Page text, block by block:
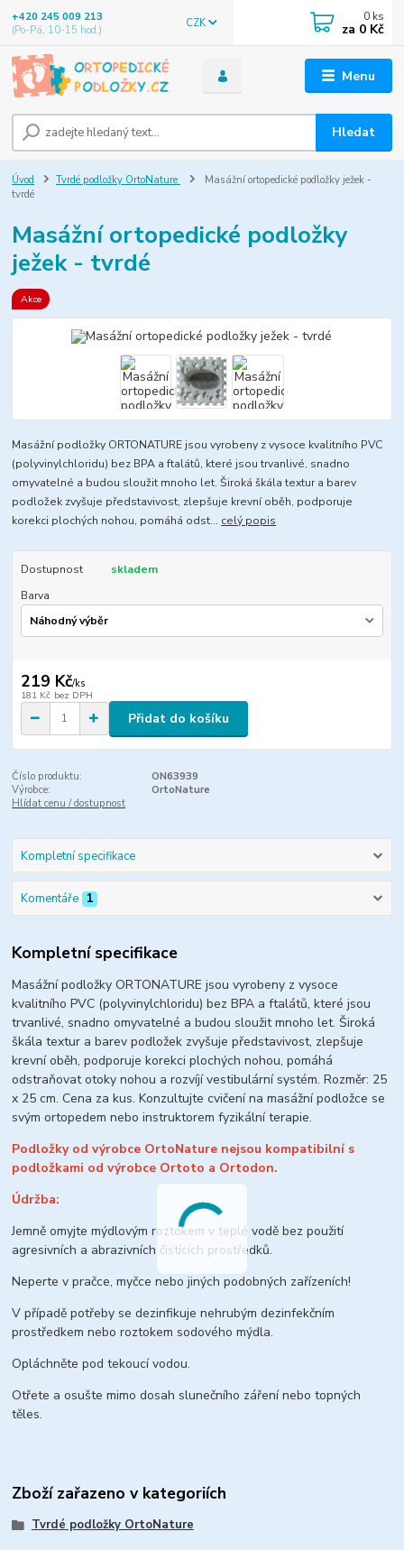
Menu
CZK
Hledat
+420 245 009 213
(Po-Pá, 10-15 hod.)
0 ks
za 0 Kč
Úvod Tvrdé podložky OrtoNature
Masážní ortopedické podložky ježek -
tvrdé
Masážní ortopedické podložky
ježek - tvrdé
Akce
Masážní podložky ORTONATURE jsou vyrobeny z vysoce kvalitního PVC
(polyvinylchloridu) bez BPA a ftalátů, které jsou trvanlivé, snadno
omyvatelné a budou sloužit mnoho let. Široká škála textur a barev
podložek zvyšuje představivost, zlepšuje krevní oběh, podporuje
korekci plochých nohou, pomáhá odst... celý popis
Dostupnost
skladem
Barva
219 Kč/ks
181 Kč bez DPH
Přidat do košíku
Číslo produktu:
ON63939
Výrobce:
OrtoNature
Hlídat cenu / dostupnost
Kompletní specifikace
Komentáře 1
Kompletní specifikace
Masážní podložky ORTONATURE jsou vyrobeny z vysoce
kvalitního PVC (polyvinylchloridu) bez BPA a ftalátů, které jsou
trvanlivé, snadno omyvatelné a budou sloužit mnoho let. Široká
škála textur a barev podložek zvyšuje představivost, zlepšuje
krevní oběh, podporuje korekci plochých nohou, pomáhá
odstraňovat otoky nohou a rozvíjí vestibulární systém. Rozměr: 25
x 25 cm. Cena za kus. Konzultujte cvičení na masážní podložce se
svým ortopedem nebo instruktorem fyzikální terapie.
Podložky od výrobce OrtoNature nejsou kompatibilní s
podložkami od výrobce Ortoto a Ortodon.
Údržba:
Jemně omyjte mýdlovým roztokem v teplé vodě bez použití
agresivních a abrazivních čistících prostředků.
Neperte v pračce, myčce nebo jiných podobných zařízeních!
V případě potřeby se dezinfikuje nehrubým dezinfekčním
prostředkem nebo roztokem sodového mýdla.
Opláchněte pod tekoucí vodou.
Otřete a osušte mimo dosah slunečního záření nebo topných
těles.
Zboží zařazeno v kategoriích
Tvrdé podložky OrtoNature